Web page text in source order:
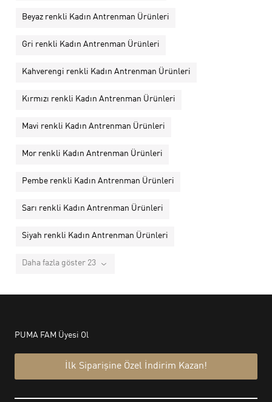
Beyaz renkli Kadın Antrenman Ürünleri
Gri renkli Kadın Antrenman Ürünleri
Kahverengi renkli Kadın Antrenman Ürünleri
Kırmızı renkli Kadın Antrenman Ürünleri
Mavi renkli Kadın Antrenman Ürünleri
Mor renkli Kadın Antrenman Ürünleri
Pembe renkli Kadın Antrenman Ürünleri
Sarı renkli Kadın Antrenman Ürünleri
Siyah renkli Kadın Antrenman Ürünleri
Daha fazla göster 23